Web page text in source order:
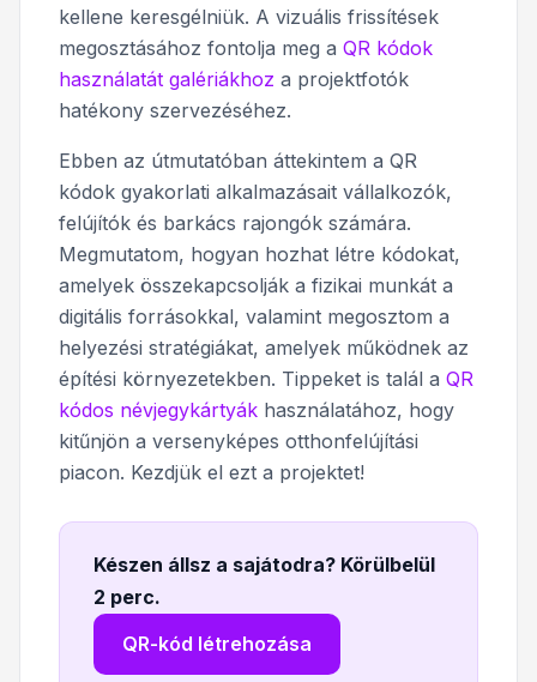
kellene keresgélniük. A vizuális frissítések
megosztásához fontolja meg a QR kódok
használatát galériákhoz a projektfotók
hatékony szervezéséhez.
Ebben az útmutatóban áttekintem a QR
kódok gyakorlati alkalmazásait vállalkozók,
felújítók és barkács rajongók számára.
Megmutatom, hogyan hozhat létre kódokat,
amelyek összekapcsolják a fizikai munkát a
digitális forrásokkal, valamint megosztom a
helyezési stratégiákat, amelyek működnek az
építési környezetekben. Tippeket is talál a QR
kódos névjegykártyák használatához, hogy
kitűnjön a versenyképes otthonfelújítási
piacon. Kezdjük el ezt a projektet!
Készen állsz a sajátodra? Körülbelül
2 perc.
QR-kód létrehozása